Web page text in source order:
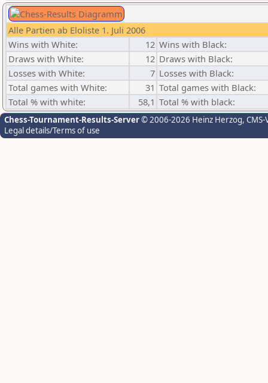
Alle Partien ab Eloliste 1. Juli 2006
Wins with White:
12 Wins with Black:
Draws with White:
12 Draws with Black:
Losses with White:
7 Losses with Black:
Total games with White:
31 Total games with Black:
Total % with white:
58,1 Total % with black:
Chess-Tournament-Results-Server© 2006-2026 Heinz Herzog,
Legal details/Terms of use